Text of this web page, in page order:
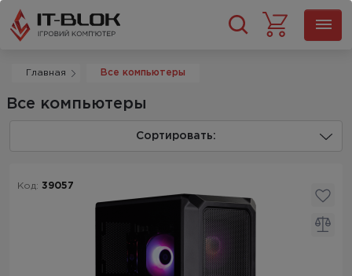
Главная Все компьютеры
Все компьютеры
Сортировать:
Код: 39057